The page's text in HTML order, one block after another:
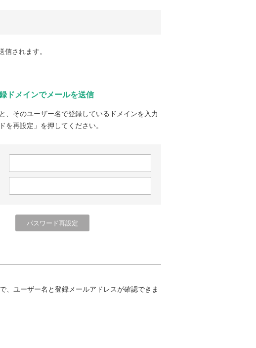
されます。
ドメインでメールを送信
、そのユーザー名で登録しているドメインを入力
を再設定」を押してください。
、ユーザー名と登録メールアドレスが確認できま